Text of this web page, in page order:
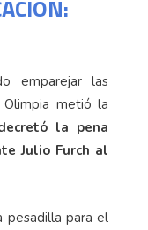
emparejar las
Olimpia metió la
la pena
Julio Furch al
pesadilla para el